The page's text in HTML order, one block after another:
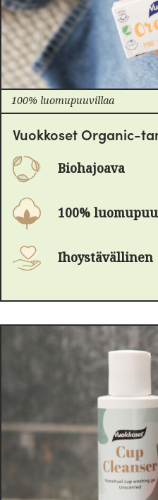
100% luomupuuvillaa
Vuokkoset Organic-
Biohajoava
100%
Ihoystävällinen